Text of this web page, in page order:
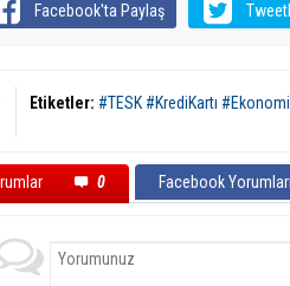
Facebook'ta Paylaş
Etiketler: #TESK #KrediKartı
0 Facebook Yorumları